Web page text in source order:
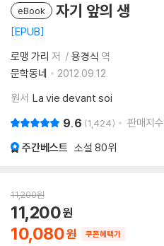
eBook 자기 앞의 생
EPUB
로맹 가리 저 용경식 역
문학동네
2012.09.12.
원서 La vie devant soi
9.6 1,424 판매지수
주간베스트 소설 80위
11,200원
10,080
11,200
쿠폰혜택가